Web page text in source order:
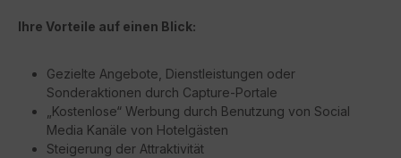
Ihre Vorteile auf einen Blick:
Gezielte Angebote, Dienstleistungen oder
Sonderaktionen durch Capture-Portale
„Kostenlose“ Werbung durch Benutzung von Social
Media Kanäle von Hotelgästen
Steigerung der Attraktivität